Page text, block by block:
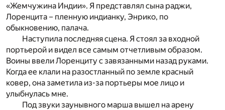
«Жемчужина Индии». Я представлял сына раджи,
Лоренцита – пленную индианку, Энрико, по
обыкновению, палача.
Наступила последняя сцена. Я стоял за входной
портьерой и видел все самым отчетливым образом.
Воины ввели Лоренциту с завязанными назад руками.
Когда ее клали на разостланный по земле красный
ковер, она заметила из-за портьеры мое лицо и
улыбнулась мне.
Под звуки заунывного марша вышел на арену